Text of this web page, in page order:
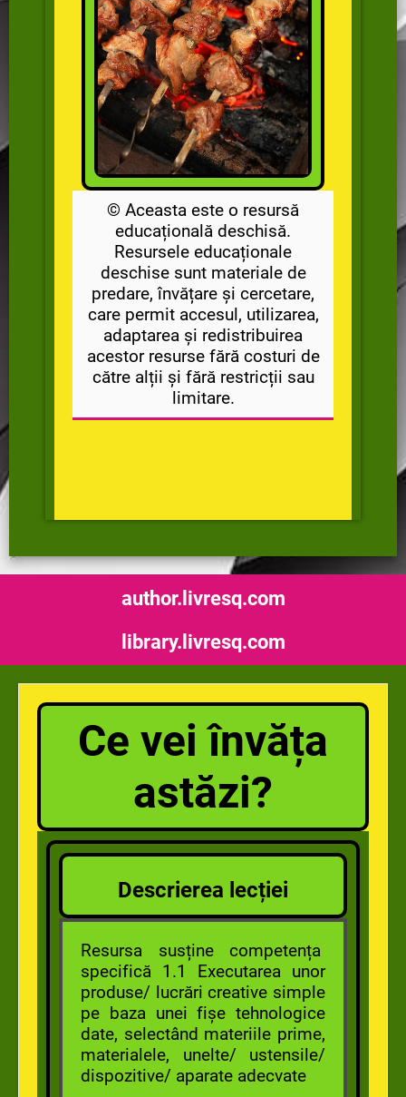
© Aceasta este o resursă
educațională deschisă.
Resursele educaționale
deschise sunt materiale de
predare, învățare și cercetare,
care permit accesul, utilizarea,
adaptarea și redistribuirea
acestor resurse fără costuri de
către alții și fără restricții sau
limitare.
author.livresq.com
library.livresq.com
Ce vei învăța
astăzi?
Descrierea lecției
Resursa susține competența
specifică 1.1 Executarea unor
produse/ lucrări creative simple
pe baza unei fișe tehnologice
date, selectând materiile prime,
materialele, unelte/ ustensile/
dispozitive/ aparate adecvate